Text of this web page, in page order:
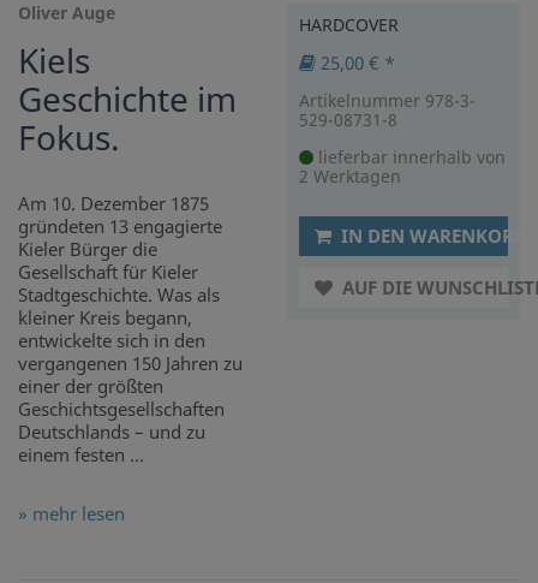
Oliver Auge
Kiels
Geschichte im
Fokus.
Am 10. Dezember 1875
gründeten 13 engagierte
Kieler Bürger die
Gesellschaft für Kieler
Stadtgeschichte. Was als
kleiner Kreis begann,
entwickelte sich in den
vergangenen 150 Jahren zu
einer der größten
Geschichtsgesellschaften
Deutschlands – und zu
einem festen ...
» mehr lesen
HARDCOVER
25,00 € *
Artikelnummer 978-3-
529-08731-8
lieferbar innerhalb von
2 Werktagen
IN DEN WARENKORB
AUF DIE